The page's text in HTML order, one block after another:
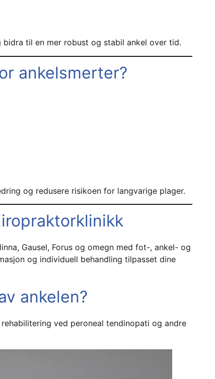
til en mer robust og stabil ankel over tid.
ankelsmerter?
og redusere risikoen for langvarige plager.
Gausel, Forus og omegn med fot-, ankel- og
og individuell behandling tilpasset dine
ankelen?
ved peroneal tendinopati og andre